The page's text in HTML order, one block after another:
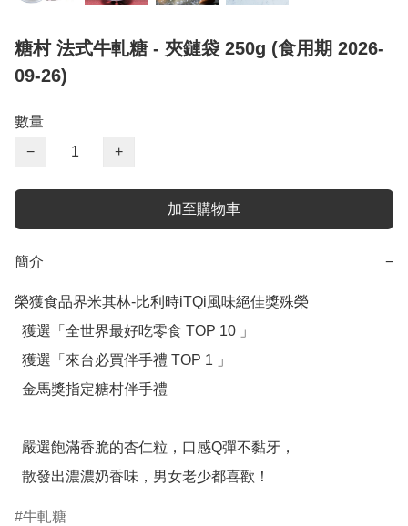
糖村 法式牛軋糖 - 夾鏈袋 250g (食用期 2026-
09-26)
數量
−
+
加至購物車
簡介 −
榮獲食品界米其林-比利時iTQi風味絕佳獎殊榮
  散發出濃濃奶香味，男女老少都喜歡！
牛軋糖